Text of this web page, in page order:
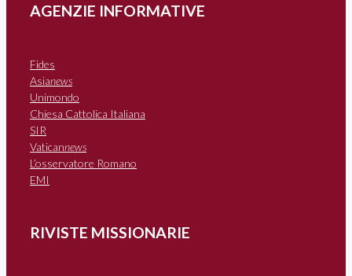
AGENZIE INFORMATIVE
Fides
Asianews
Unimondo
Chiesa Cattolica Italiana
SIR
Vaticannews
L’osservatore Romano
EMI
RIVISTE MISSIONARIE